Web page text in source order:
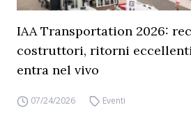
IAA Transportation 2026:
costruttori, ritorni
entra nel vivo
07/24/2026 Eventi